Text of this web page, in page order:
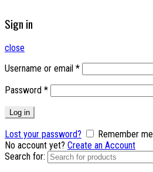
Sign in
close
Username or email *
Password *
Log in
Lost your password?
Remember me
No account yet? Create an Account
Search for: